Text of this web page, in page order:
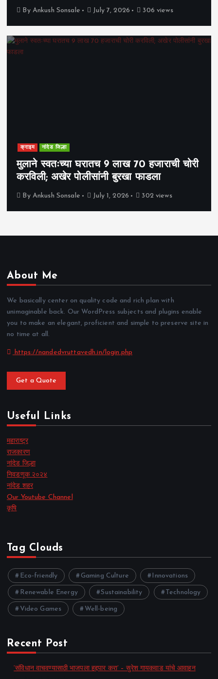
By Ankush Sonsale July 7, 2026 306 views
क्राइम नांदेड जिल्हा
मुलाने स्वतःच्या घरातच 9 लाख 70 हजाराची चोरी
करविली; अखेर पोलीसांनी बुरखा फाडला
By Ankush Sonsale July 1, 2026 302 views
About Me
We basically center on quality code and rich plan with
unimaginable back. Our WordPress subjects and plugins enable
you to make an elegant, proficient and simple to preserve site in
no time at all.
https://nandedvruttavedh.in/login.php
Get a Quote
Useful Links
महाराष्ट्र
राजकारण
नांदेड जिल्हा
निवडणूक २०२४
नांदेड शहर
Our Youtube Channel
कृषि
Tag Clouds
Eco-friendly Gaming Culture Innovations
Renewable Energy Sustainability Technology
Video Games Well-being
Recent Post
‘संविधान वाचवण्यासाठी भाजपला हद्दपार करा’ – सुरेश गायकवाड यांचे आवाहन